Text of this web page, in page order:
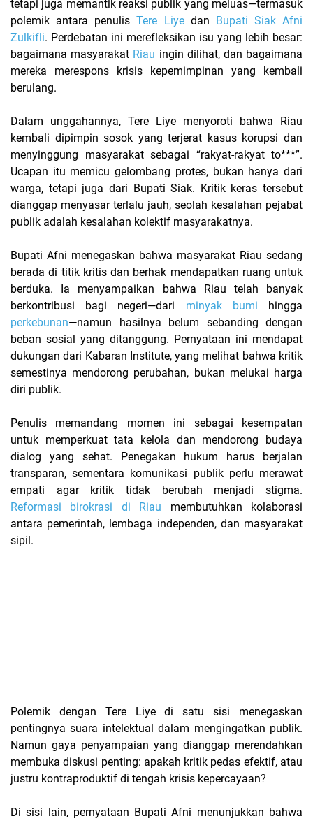
tetapi juga memantik reaksi publik yang meluas—termasuk
polemik antara penulisTere Liyedan
Bupati Siak Afni
Zulkifli. Perdebatan ini merefleksikan isu yang lebih besar:
bagaimana masyarakat Riau ingin dilihat, dan bagaimana
mereka merespons krisis kepemimpinan yang kembali
berulang.
Dalam unggahannya, Tere Liye menyoroti bahwa Riau
kembali dipimpin sosok yang terjerat kasus korupsi dan
menyinggung masyarakat sebagai “rakyat-rakyat to***”.
Ucapan itu memicu gelombang protes, bukan hanya dari
warga, tetapi juga dari Bupati Siak. Kritik keras tersebut
dianggap menyasar terlalu jauh, seolah kesalahan pejabat
publik adalah kesalahan kolektif masyarakatnya.
Bupati Afni menegaskan bahwa masyarakat Riau sedang
berada di titik kritis dan berhak mendapatkan ruang untuk
berduka. Ia menyampaikan bahwa Riau telah banyak
berkontribusi bagi negeri—dari minyak bumi hingga
perkebunan—namun hasilnya belum sebanding dengan
beban sosial yang ditanggung. Pernyataan ini mendapat
dukungan dari Kabaran Institute, yang melihat bahwa kritik
semestinya mendorong perubahan, bukan melukai harga
diri publik.
Penulis memandang momen ini sebagai kesempatan
untuk memperkuat tata kelola dan mendorong budaya
dialog yang sehat. Penegakan hukum harus berjalan
transparan, sementara komunikasi publik perlu merawat
empati agar kritik tidak berubah menjadi stigma.
Reformasi birokrasi di Riau membutuhkan kolaborasi
antara pemerintah, lembaga independen, dan masyarakat
sipil.
Polemik dengan Tere Liye di satu sisi menegaskan
pentingnya suara intelektual dalam mengingatkan publik.
Namun gaya penyampaian yang dianggap merendahkan
membuka diskusi penting: apakah kritik pedas efektif, atau
justru kontraproduktif di tengah krisis kepercayaan?
Di sisi lain, pernyataan Bupati Afni menunjukkan bahwa